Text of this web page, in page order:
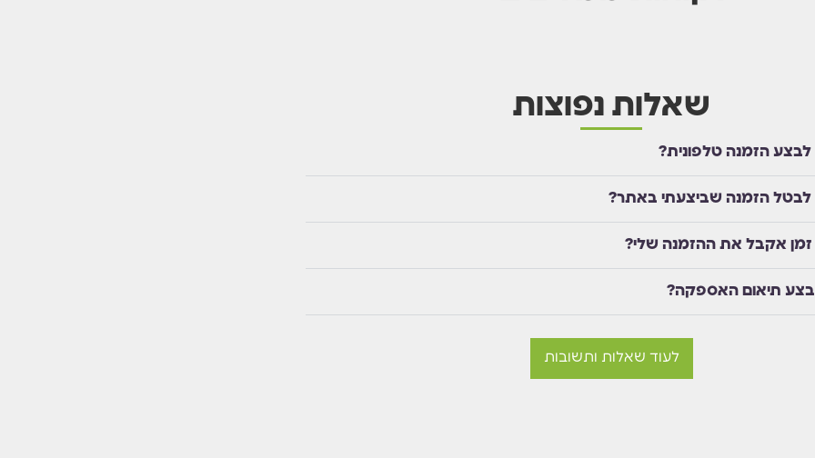
שאלות נפוצות
לבצע הזמנה טלפונית?
לבטל הזמנה שביצעתי באתר?
זמן אקבל את ההזמנה שלי?
תיאום האספקה?
לעוד שאלות ותשובות